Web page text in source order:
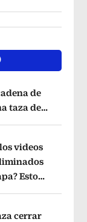
de
taza de
videos
Esto
cerrar